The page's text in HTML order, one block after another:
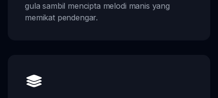
gula sambil mencipta melodi manis yang
memikat pendengar.